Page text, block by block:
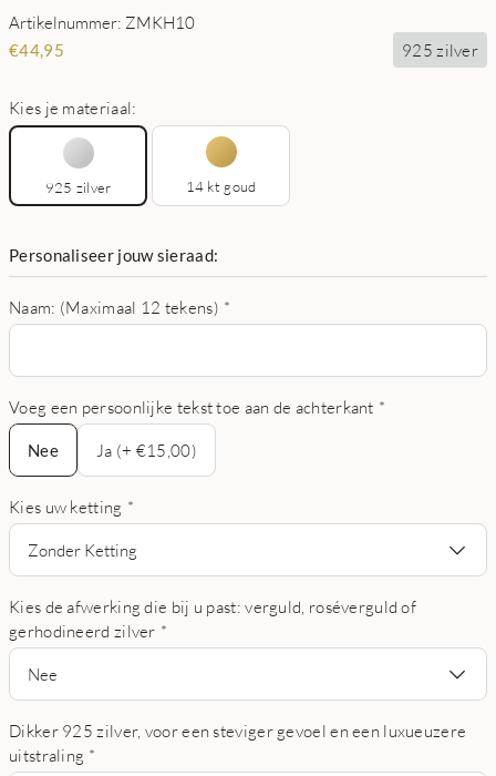
Artikelnummer: ZMKH10
€44,95 925 zilver
Kies je materiaal:
925 zilver 14 kt goud
Personaliseer jouw sieraad:
Naam: (Maximaal 12 tekens) *
Voeg een persoonlijke tekst toe aan de achterkant *
Nee
Nee
Ja (+ €15,00)
Kies uw ketting *
Zonder Ketting
Kies de afwerking die bij u past: verguld, roséverguld of
gerhodineerd zilver *
Nee
Dikker 925 zilver, voor een steviger gevoel en een luxueuzere
uitstraling *